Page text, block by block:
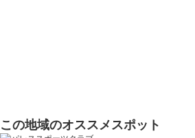
この地域のオススメスポット